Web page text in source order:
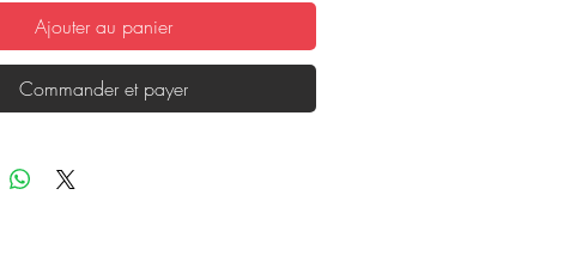
Ajouter au panier
Commander et payer